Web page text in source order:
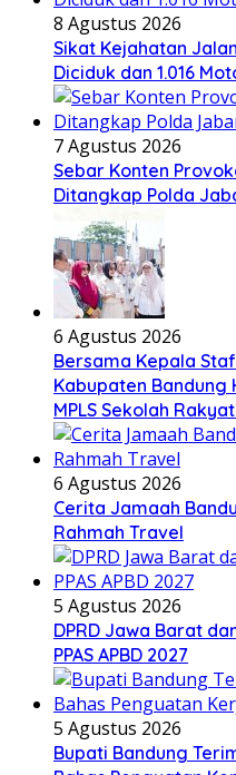
8 Agustus 2026
Sikat Kejahatan
Diciduk dan 1.016
7 Agustus 2026
Sebar Konten
Ditangkap Polda
6 Agustus 2026
Bersama Kepala
Kabupaten Bandung
MPLS Sekolah
6 Agustus 2026
Cerita Jamaah
Rahmah Travel
5 Agustus 2026
DPRD Jawa Barat
PPAS APBD 2027
5 Agustus 2026
Bupati Bandung